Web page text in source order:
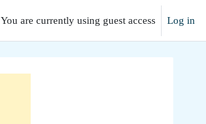
You are currently using guest access Log in